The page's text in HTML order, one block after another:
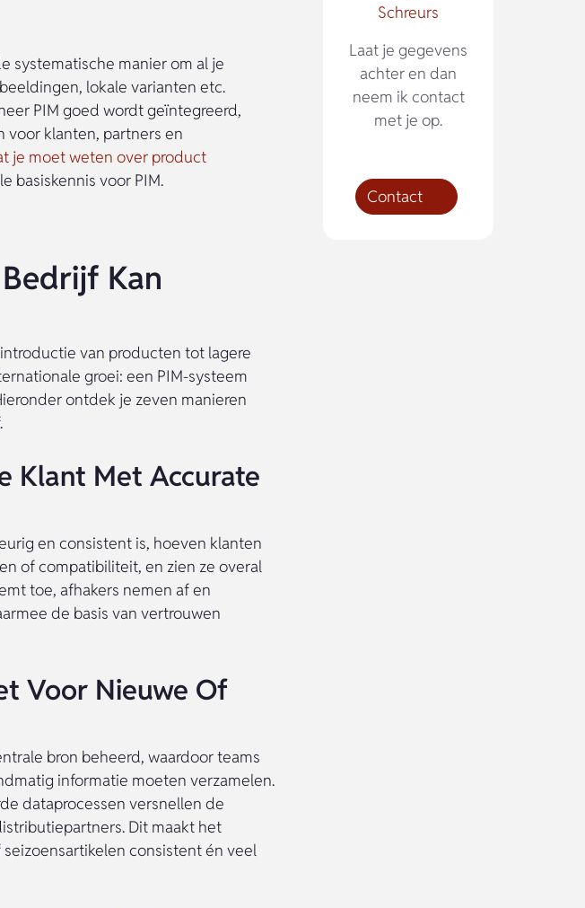
systematische manier om al je
lokale varianten etc.
PIM goed wordt geïntegreerd,
klanten, partners en
je moet weten over product
basiskennis voor PIM.
Kan
van producten tot lagere
groei: een PIM-systeem
ontdek je zeven manieren
Klant Met Accurate
en consistent is, hoeven klanten
of compatibiliteit, en zien ze overal
toe, afhakers nemen af en
de basis van vertrouwen
Voor Nieuwe Of
bron beheerd, waardoor teams
informatie moeten verzamelen.
dataprocessen versnellen de
Dit maakt het
consistent én veel
Schreurs
Laat je gegevens
achter en dan
neem ik contact
met je op.
Contact